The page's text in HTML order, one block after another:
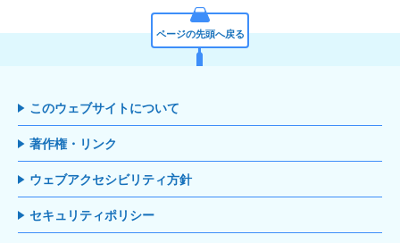
ページの先頭へ戻る
このウェブサイトについて
著作権・リンク
ウェブアクセシビリティ方針
セキュリティポリシー